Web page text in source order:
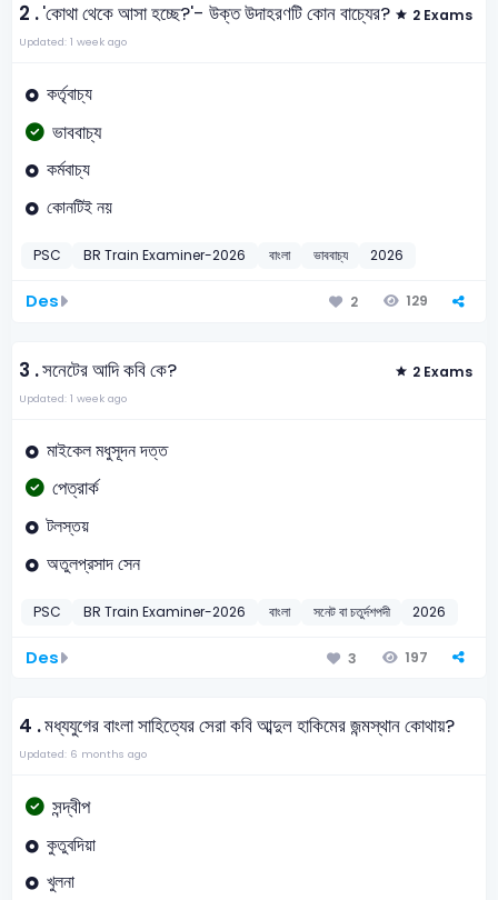
2 .'কোথা থেকে আসা হচ্ছে?'- উক্ত উদাহরণটি কোন বাচ্যের? 2 Exams
Updated: 1 week ago
কর্তৃবাচ্য
ভাববাচ্য
কর্মবাচ্য
কোনটিই নয়
PSC BR Train Examiner-2026 বাংলা ভাববাচ্য 2026
Des 2 129
3 .সনেটের আদি কবি কে? 2 Exams
Updated: 1 week ago
মাইকেল মধুসূদন দত্ত
পেত্রার্ক
টলস্তয়
অতুলপ্রসাদ সেন
PSC BR Train Examiner-2026 বাংলা সনেট বা চতুর্দশপদী 2026
Des 3 197
4 .মধ্যযুগের বাংলা সাহিত্যের সেরা কবি আব্দুল হাকিমের জন্মস্থান কোথায়?
Updated: 6 months ago
সন্দ্বীপ
কুতুবদিয়া
খুলনা